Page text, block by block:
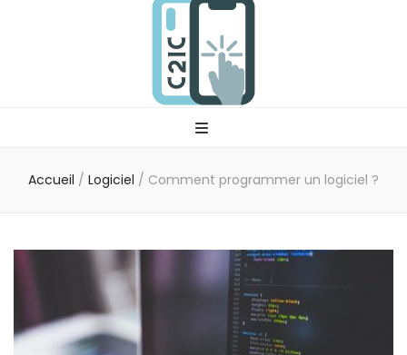
Accueil / Logiciel / Comment programmer un logiciel ?